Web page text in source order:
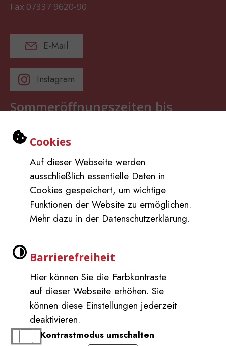
Einstellungen zu Cookies und
Cookies
Auf dieser Webseite werden
ausschließlich essentielle Daten in
Cookies gespeichert, um wichtige
Funktionen der Website zu ermöglichen.
Mehr dazu in der Datenschutzerklärung.
Barrierefreiheit
Hier können Sie die Farbkontraste
auf dieser Webseite erhöhen. Sie
können diese Einstellungen jederzeit
deaktivieren.
Kontrastmodus umschalten
Fax 07337 9620-90
E-Mail
Instagram
Sommeröffnungszeiten bis
Mo:
8-12 Uhr
8-12 Uhr
8-12 Uhr
13-16 Uhr
geschlossen
Datenschutzerklärung
Leichte Sprache
Gebärdensprache
Barrierefreie Ansicht
Immer auf dem neuesten
www.merklingen.de möchte
Ihnen Benachrichtigungen